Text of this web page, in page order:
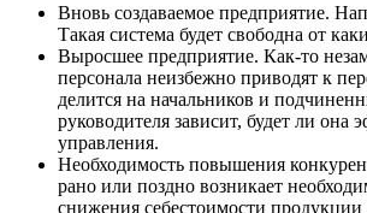
Вновь создаваемое предприятие.
Такая система будет свободна от
Выросшее предприятие. Как-то
персонала неизбежно приводят к
делится на начальников и
руководителя зависит, будет ли
управления.
Необходимость повышения
рано или поздно возникает
снижения себестоимости